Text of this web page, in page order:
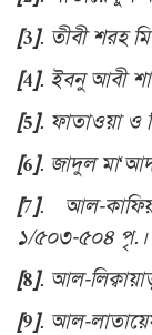
[3]. তীবী শরহ
[4]. ইবনু আবী
[5]. ফাতাওয়া ও
[6]. জাদুল
[7]. আল-
১/৫০৩-৫০৪ পৃ.।
[8]. আল-
[9]. আল-